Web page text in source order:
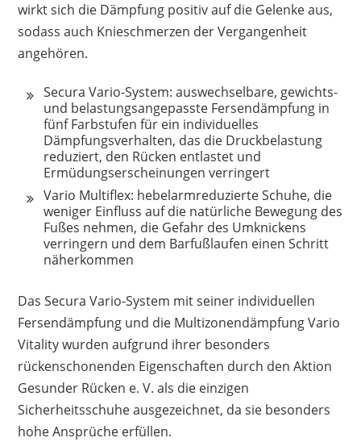
wirkt sich die Dämpfung positiv auf die Gelenke aus,
sodass auch Knieschmerzen der Vergangenheit
angehören.
Secura Vario-System: auswechselbare, gewichts-
und belastungsangepasste Fersendämpfung in
fünf Farbstufen für ein individuelles
Dämpfungsverhalten, das die Druckbelastung
reduziert, den Rücken entlastet und
Ermüdungserscheinungen verringert
Vario Multiflex: hebelarmreduzierte Schuhe, die
weniger Einfluss auf die natürliche Bewegung des
Fußes nehmen, die Gefahr des Umknickens
verringern und dem Barfußlaufen einen Schritt
näherkommen
Das Secura Vario-System mit seiner individuellen
Fersendämpfung und die Multizonendämpfung Vario
Vitality wurden aufgrund ihrer besonders
rückenschonenden Eigenschaften durch den Aktion
Gesunder Rücken e. V. als die einzigen
Sicherheitsschuhe ausgezeichnet, da sie besonders
hohe Ansprüche erfüllen.